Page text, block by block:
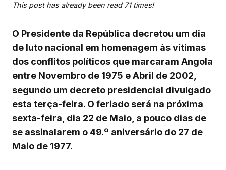
This post has already been read 71 times!
O Presidente da República decretou um dia
de luto nacional em homenagem às vítimas
dos conflitos políticos que marcaram Angola
entre Novembro de 1975 e Abril de 2002,
segundo um decreto presidencial divulgado
esta terça-feira. O feriado será na próxima
sexta-feira, dia 22 de Maio, a pouco dias de
se assinalarem o 49.º aniversário do 27 de
Maio de 1977.